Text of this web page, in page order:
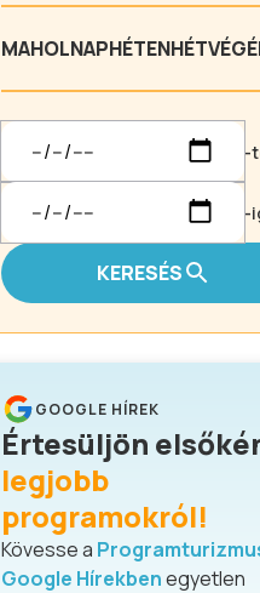
MAHOLNAPHÉTEN
-
-
KERESÉS
GOOGLE HÍREK
Értesüljön
legjobb
programokról!
Kövesse a
Google Hírekbenegyetlen